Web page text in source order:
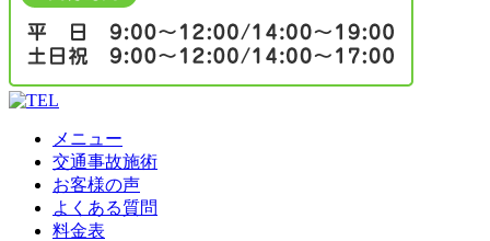
メニュー
交通事故施術
お客様の声
よくある質問
料金表